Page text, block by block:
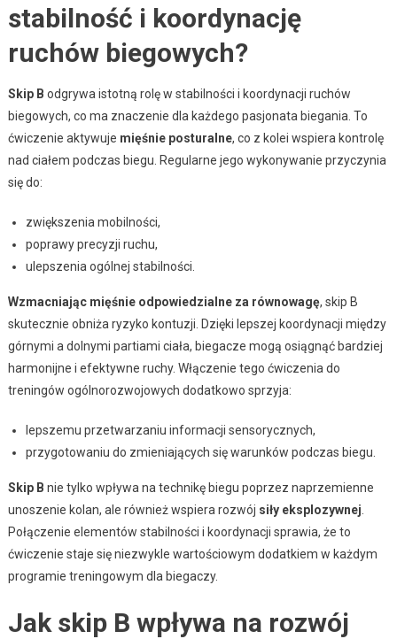
stabilność i koordynację
ruchów biegowych?
Skip B odgrywa istotną rolę w stabilności i koordynacji ruchów
biegowych, co ma znaczenie dla każdego pasjonata biegania. To
ćwiczenie aktywuje mięśnie posturalne, co z kolei wspiera kontrolę
nad ciałem podczas biegu. Regularne jego wykonywanie przyczynia
się do:
zwiększenia mobilności,
poprawy precyzji ruchu,
ulepszenia ogólnej stabilności.
Wzmacniając mięśnie odpowiedzialne za równowagę, skip B
skutecznie obniża ryzyko kontuzji. Dzięki lepszej koordynacji między
górnymi a dolnymi partiami ciała, biegacze mogą osiągnąć bardziej
harmonijne i efektywne ruchy. Włączenie tego ćwiczenia do
treningów ogólnorozwojowych dodatkowo sprzyja:
lepszemu przetwarzaniu informacji sensorycznych,
przygotowaniu do zmieniających się warunków podczas biegu.
Skip B nie tylko wpływa na technikę biegu poprzez naprzemienne
unoszenie kolan, ale również wspiera rozwój siły eksplozywnej
Połączenie elementów stabilności i koordynacji sprawia, że to
ćwiczenie staje się niezwykle wartościowym dodatkiem w każdym
programie treningowym dla biegaczy.
Jak skip B wpływa na rozwój